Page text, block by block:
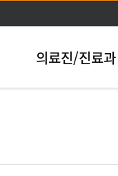
의료진/진료과